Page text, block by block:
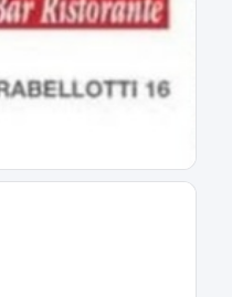
le tariffe
di Livorno-Reggiana